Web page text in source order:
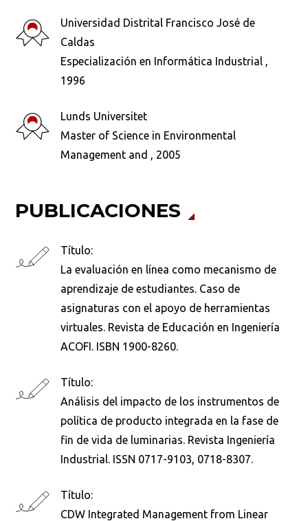
Universidad Distrital Francisco José de
Caldas
Especialización en Informática Industrial ,
1996
Lunds Universitet
Master of Science in Environmental
Management and , 2005
PUBLICACIONES
Título:
La evaluación en línea como mecanismo de
aprendizaje de estudiantes. Caso de
asignaturas con el apoyo de herramientas
virtuales. Revista de Educación en Ingeniería
ACOFI. ISBN 1900-8260.
Título:
Análisis del impacto de los instrumentos de
política de producto integrada en la fase de
fin de vida de luminarias. Revista Ingeniería
Industrial. ISSN 0717-9103, 0718-8307.
Título:
CDW Integrated Management from Linear